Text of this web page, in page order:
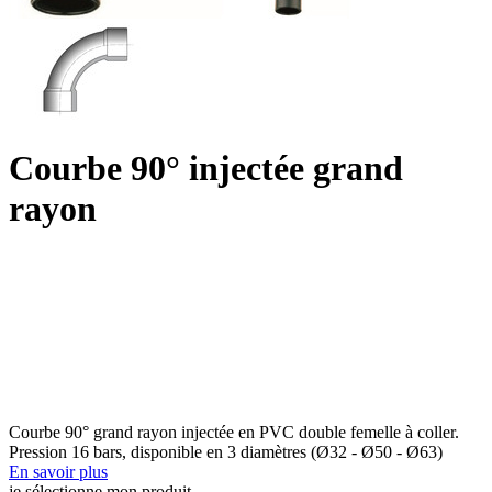
Courbe 90° injectée grand
rayon
Courbe 90° grand rayon injectée en PVC double femelle à coller.
Pression 16 bars, disponible en 3 diamètres (Ø32 - Ø50 - Ø63)
En savoir plus